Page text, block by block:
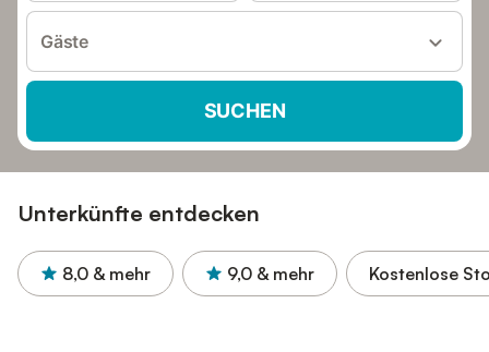
Gäste
SUCHEN
Unterkünfte entdecken
8,0 & mehr 9,0 & mehr Kostenlose